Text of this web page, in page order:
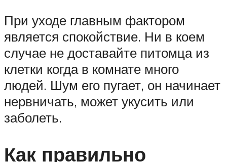
При уходе главным фактором
является спокойствие. Ни в коем
случае не доставайте питомца из
клетки когда в комнате много
людей. Шум его пугает, он начинает
нервничать, может укусить или
заболеть.
Как правильно